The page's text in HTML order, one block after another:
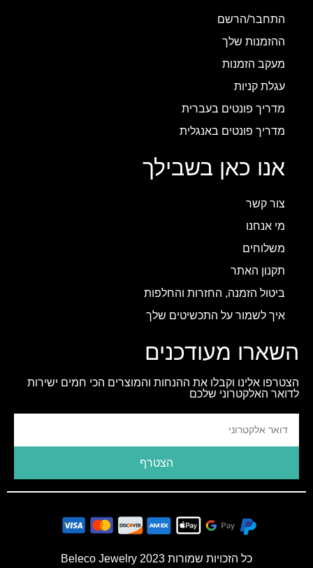
התחבר/הרשם
ההזמנות שלך
מעקב הזמנות
עגלת קניות
מדריך פונטים בעברית
מדריך פונטים באנגלית
אנו כאן בשבילך
צור קשר
מי אנחנו
משלוחים
תקנון האתר
ביטול הזמנה, החזרות והחלפות
איך לשמור על התכשיטים שלך
השארו מעודכנים
הצטרפו אלינו וקבלו את ההנחות והמוצרים הכי חמים ישירות
לדואר האלקטרוני שלכם
הצטרף
כל הזכויות שמורות 2023 Beleco Jewelry